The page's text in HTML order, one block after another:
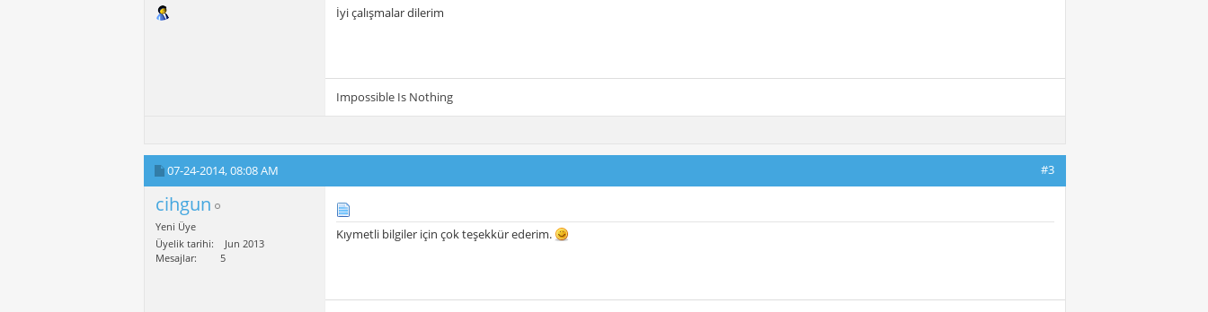
İyi çalışmalar dilerim
Impossible Is Nothing
07-24-2014,08:08 AM #3
cihgun
Yeni Üye
Üyelik tarihi
Jun 2013
Mesajlar
5
Kıymetli bilgiler için çok teşekkür ederim.